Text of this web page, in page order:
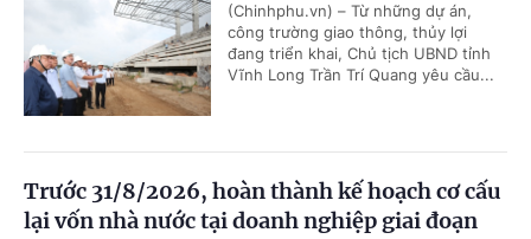
(Chinhphu.vn) – Từ những dự án,
công trường giao thông, thủy lợi
đang triển khai, Chủ tịch UBND tỉnh
Vĩnh Long Trần Trí Quang yêu cầu...
Trước 31/8/2026, hoàn thành kế hoạch cơ cấu
lại vốn nhà nước tại doanh nghiệp giai đoạn